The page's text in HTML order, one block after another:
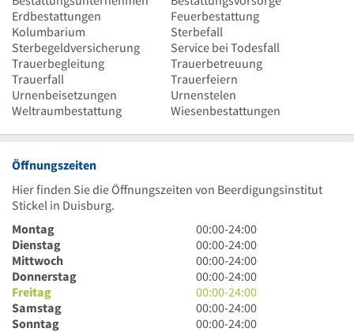
Erdbestattungen
Feuerbestattung
Kolumbarium
Sterbefall
Sterbegeldversicherung
Service bei Todesfall
Trauerbegleitung
Trauerbetreuung
Trauerfall
Trauerfeiern
Urnenbeisetzungen
Urnenstelen
Weltraumbestattung
Wiesenbestattungen
Öffnungszeiten
Hier finden Sie die Öffnungszeiten von Beerdigungsinstitut
Stickel in Duisburg.
Montag
0
Uhr
bis
24
Uhr
00:00-24:00
Dienstag
0
Uhr
bis
24
Uhr
00:00-24:00
Mittwoch
0
Uhr
bis
24
Uhr
00:00-24:00
Donnerstag
0
Uhr
bis
24
00:00-24:00
Freitag
0
Uhr
bis
00:00-24:00
Samstag
0
Uhr
00:00-24:00
Sonntag
0
00:00-24:00